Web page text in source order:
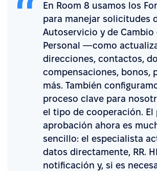
En Room 8 usamos los
para manejar solicitudes
Autoservicio y de Cambio
Personal —como
direcciones, contactos,
compensaciones, bonos,
más. También
proceso clave para
el tipo de cooperación. El
aprobación ahora es
sencillo: el especialista
datos directamente, RR.
notificación y, si es